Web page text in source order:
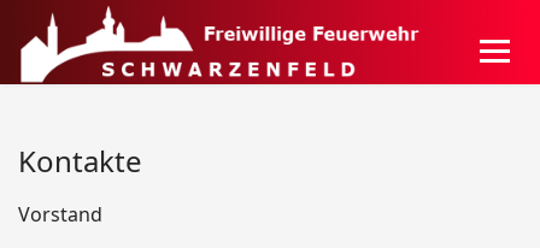
Kontakte
Vorstand